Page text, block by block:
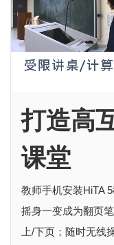
打造高
课堂
教师手机安装HiTA
摇身一变成为翻页
上/下页；随时无线